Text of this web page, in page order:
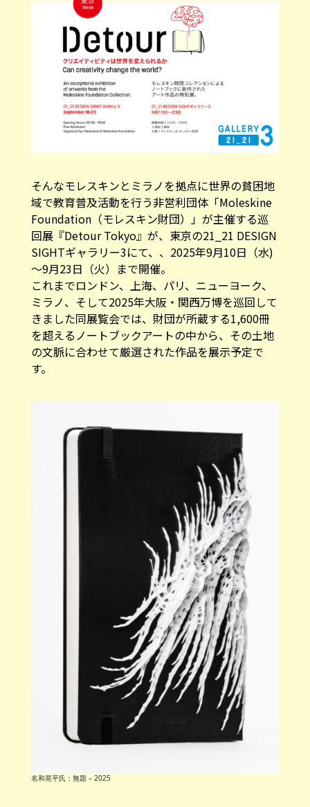
そんなモレスキンとミラノを拠点に世界の貧困地
域で教育普及活動を行う非営利団体「Moleskine
Foundation（モレスキン財団）」が主催する巡
回展『Detour Tokyo』が、東京の21_21 DESIGN
SIGHTギャラリー3にて、、2025年9月10日（水)
～9月23日（火）まで開催。
これまでロンドン、上海、パリ、ニューヨーク、
ミラノ、そして2025年大阪・関西万博を巡回して
きました同展覧会では、財団が所蔵する1,600冊
を超えるノートブックアートの中から、その土地
の文脈に合わせて厳選された作品を展示予定で
す。
名和晃平氏：無題 – 2025